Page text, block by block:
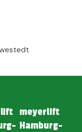
meyerlift
Hamburg-